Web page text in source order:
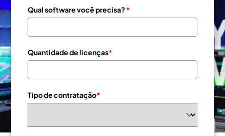
Qual software você precisa?*
Quantidade de licenças*
Tipo de contratação*